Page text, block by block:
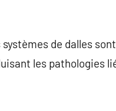
de dalles
les pathologies